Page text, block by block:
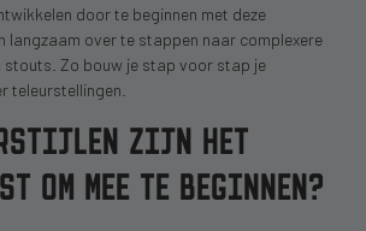
door te beginnen met deze
langzaam over te stappen naar complexere
stouts. Zo bouw je stap voor stap je
teleurstellingen.
ZIJN HET
OM MEE TE BEGINNEN?